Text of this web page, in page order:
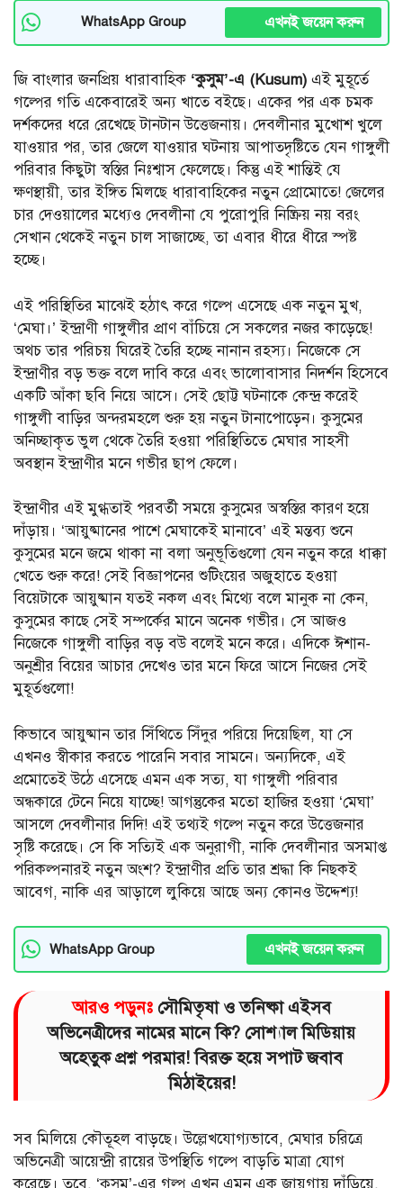
WhatsApp Group এখনই জয়েন করুন
জি বাংলার জনপ্রিয় ধারাবাহিক ‘কুসুম’-এ (Kusum) এই মুহূর্তে
গল্পের গতি একেবারেই অন্য খাতে বইছে। একের পর এক চমক
দর্শকদের ধরে রেখেছে টানটান উত্তেজনায়। দেবলীনার মুখোশ খুলে
যাওয়ার পর, তার জেলে যাওয়ার ঘটনায় আপাতদৃষ্টিতে যেন গাঙ্গুলী
পরিবার কিছুটা স্বস্তির নিঃশ্বাস ফেলেছে। কিন্তু এই শান্তিই যে
ক্ষণস্থায়ী, তার ইঙ্গিত মিলছে ধারাবাহিকের নতুন প্রোমোতে! জেলের
চার দেওয়ালের মধ্যেও দেবলীনা যে পুরোপুরি নিষ্ক্রিয় নয় বরং
সেখান থেকেই নতুন চাল সাজাচ্ছে, তা এবার ধীরে ধীরে স্পষ্ট
হচ্ছে।
এই পরিস্থিতির মাঝেই হঠাৎ করে গল্পে এসেছে এক নতুন মুখ,
‘মেঘা।’ ইন্দ্রাণী গাঙ্গুলীর প্রাণ বাঁচিয়ে সে সকলের নজর কাড়েছে!
অথচ তার পরিচয় ঘিরেই তৈরি হচ্ছে নানান রহস্য। নিজেকে সে
ইন্দ্রাণীর বড় ভক্ত বলে দাবি করে এবং ভালোবাসার নিদর্শন হিসেবে
একটি আঁকা ছবি নিয়ে আসে। সেই ছোট্ট ঘটনাকে কেন্দ্র করেই
গাঙ্গুলী বাড়ির অন্দরমহলে শুরু হয় নতুন টানাপোড়েন। কুসুমের
অনিচ্ছাকৃত ভুল থেকে তৈরি হওয়া পরিস্থিতিতে মেঘার সাহসী
অবস্থান ইন্দ্রাণীর মনে গভীর ছাপ ফেলে।
ইন্দ্রাণীর এই মুগ্ধতাই পরবর্তী সময়ে কুসুমের অস্বস্তির কারণ হয়ে
দাঁড়ায়। ‘আয়ুষ্মানের পাশে মেঘাকেই মানাবে’ এই মন্তব্য শুনে
কুসুমের মনে জমে থাকা না বলা অনুভূতিগুলো যেন নতুন করে ধাক্কা
খেতে শুরু করে! সেই বিজ্ঞাপনের শুটিংয়ের অজুহাতে হওয়া
বিয়েটাকে আয়ুষ্মান যতই নকল এবং মিথ্যে বলে মানুক না কেন,
কুসুমের কাছে সেই সম্পর্কের মানে অনেক গভীর। সে আজও
নিজেকে গাঙ্গুলী বাড়ির বড় বউ বলেই মনে করে। এদিকে ঈশান-
অনুশ্রীর বিয়ের আচার দেখেও তার মনে ফিরে আসে নিজের সেই
মুহূর্তগুলো!
কিভাবে আয়ুষ্মান তার সিঁথিতে সিঁদুর পরিয়ে দিয়েছিল, যা সে
এখনও স্বীকার করতে পারেনি সবার সামনে। অন্যদিকে, এই
প্রমোতেই উঠে এসেছে এমন এক সত্য, যা গাঙ্গুলী পরিবার
অন্ধকারে টেনে নিয়ে যাচ্ছে! আগন্তুকের মতো হাজির হওয়া ‘মেঘা’
আসলে দেবলীনার দিদি! এই তথ্যই গল্পে নতুন করে উত্তেজনার
সৃষ্টি করেছে। সে কি সত্যিই এক অনুরাগী, নাকি দেবলীনার অসমাপ্ত
পরিকল্পনারই নতুন অংশ? ইন্দ্রাণীর প্রতি তার শ্রদ্ধা কি নিছকই
আবেগ, নাকি এর আড়ালে লুকিয়ে আছে অন্য কোনও উদ্দেশ্য!
WhatsApp Group এখনই জয়েন করুন
আরও পড়ুনঃ সৌমিতৃষা ও তনিষ্কা এইসব
অভিনেত্রীদের নামের মানে কি? সোশ্যাল মিডিয়ায়
অহেতুক প্রশ্ন পরমার! বিরক্ত হয়ে সপাট জবাব
মিঠাইয়ের!
সব মিলিয়ে কৌতূহল বাড়ছে। উল্লেখযোগ্যভাবে, মেঘার চরিত্রে
অভিনেত্রী আয়েন্দ্রী রায়ের উপস্থিতি গল্পে বাড়তি মাত্রা যোগ